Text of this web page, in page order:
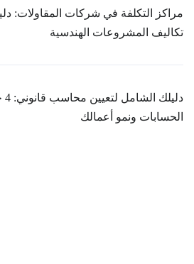
مراكز التكلفة في شركات المقاولات:
تكاليف المشروعات الهندسية
الحسابات ونمو أعمالك